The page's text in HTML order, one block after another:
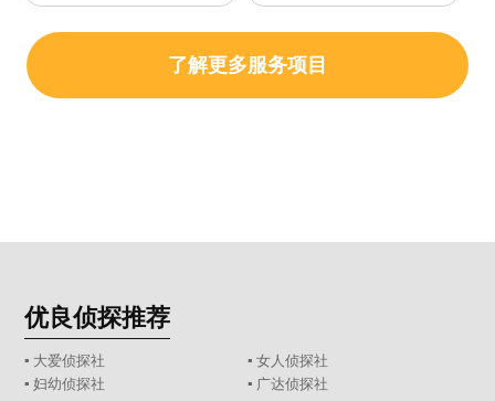
了解更多服务项目
优良侦探推荐
▪ 大爱侦探社
▪ 女人侦探社
▪ 妇幼侦探社
▪ 广达侦探社